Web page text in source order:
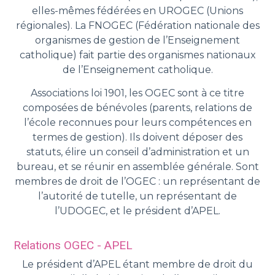
elles-mêmes fédérées en UROGEC (Unions
régionales). La FNOGEC (Fédération nationale des
organismes de gestion de l’Enseignement
catholique) fait partie des organismes nationaux
de l’Enseignement catholique.
Associations loi 1901, les OGEC sont à ce titre
composées de bénévoles (parents, relations de
l’école reconnues pour leurs compétences en
termes de gestion). Ils doivent déposer des
statuts, élire un conseil d’administration et un
bureau, et se réunir en assemblée générale. Sont
membres de droit de l’OGEC : un représentant de
l’autorité de tutelle, un représentant de
l’UDOGEC, et le président d’APEL.
Relations OGEC - APEL
Le président d’APEL étant membre de droit du